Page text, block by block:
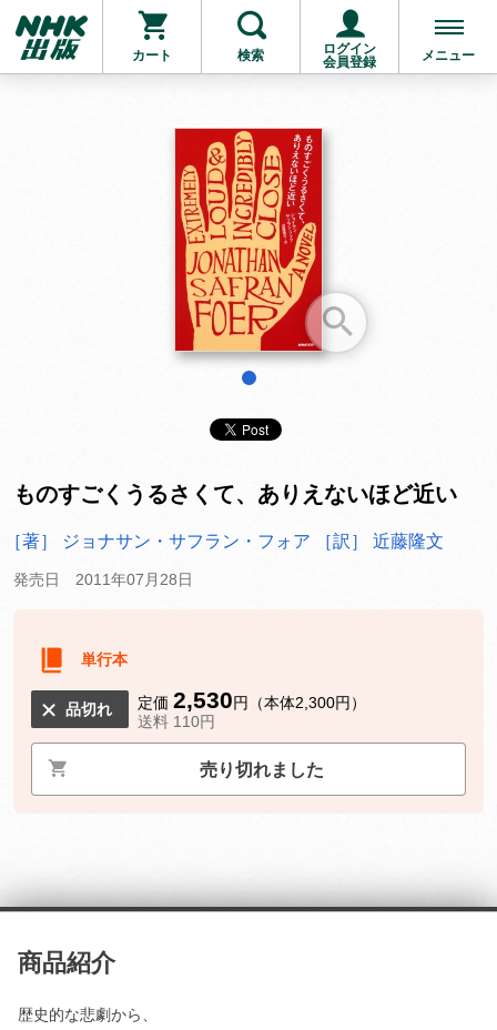
カート 検索
ログイン
会員登録
メニュー
お支払いに進む
他にも商品を買う
ものすごくうるさくて、ありえないほど近い
［著］ ジョナサン・サフラン・フォア ［訳］ 近藤隆文
発売日 2011年07月28日
単行本
品切れ 定価 2,530円（本体2,300円）
送料 110円
売り切れました
商品紹介
歴史的な悲劇から、